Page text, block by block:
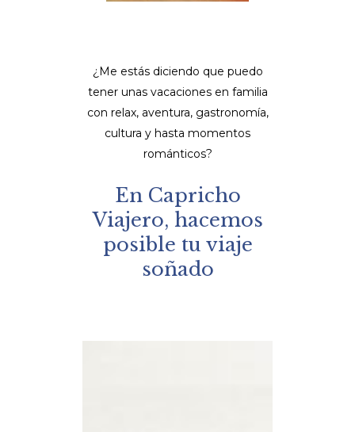
¿Me estás diciendo que puedo
tener unas vacaciones en familia
con relax, aventura, gastronomía,
cultura y hasta momentos
románticos?
En Capricho
Viajero, hacemos
posible tu viaje
soñado